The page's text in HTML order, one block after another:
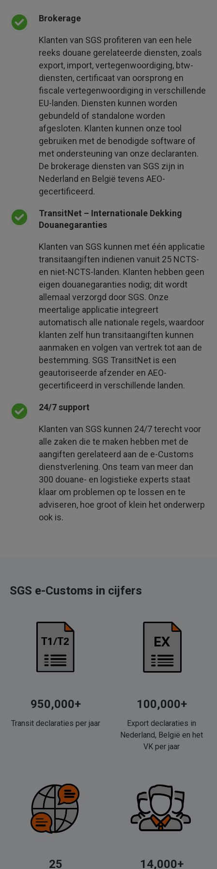
Brokerage
Klanten van SGS profiteren van een hele
reeks douane gerelateerde diensten, zoals
export, import, vertegenwoordiging, btw-
diensten, certificaat van oorsprong en
fiscale vertegenwoordiging in verschillende
EU-landen. Diensten kunnen worden
gebundeld of standalone worden
afgesloten. Klanten kunnen onze tool
gebruiken met de benodigde software of
met ondersteuning van onze declaranten.
De brokerage diensten van SGS zijn in
Nederland en België tevens AEO-
gecertificeerd.
TransitNet – Internationale Dekking
Douanegaranties
Klanten van SGS kunnen met één applicatie
transitaangiften indienen vanuit 25 NCTS-
en niet-NCTS-landen. Klanten hebben geen
eigen douanegaranties nodig; dit wordt
allemaal verzorgd door SGS. Onze
meertalige applicatie integreert
automatisch alle nationale regels, waardoor
klanten zelf hun transitaangiften kunnen
aanmaken en volgen van vertrek tot aan de
bestemming. SGS TransitNet is een
geautoriseerde afzender en AEO-
gecertificeerd in verschillende landen.
24/7 support
Klanten van SGS kunnen 24/7 terecht voor
alle zaken die te maken hebben met de
aangiften gerelateerd aan de e-Customs
dienstverlening. Ons team van meer dan
300 douane- en logistieke experts staat
klaar om problemen op te lossen en te
adviseren, hoe groot of klein het onderwerp
ook is.
SGS e-Customs in cijfers
950,000+
Transit declaraties per jaar
100,000+
Export declaraties in
Nederland, België en het
VK per jaar
25 14,000+